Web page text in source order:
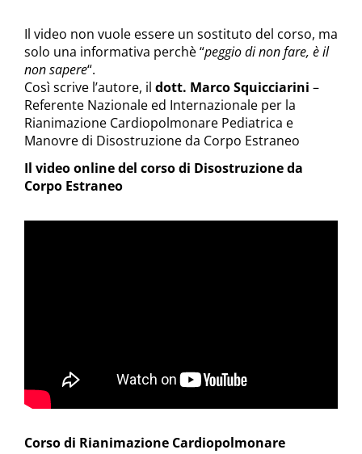
Il video non vuole essere un sostituto del corso, ma
solo una informativa perchè “peggio di non fare, è il
non sapere“.
Così scrive l’autore, il dott. Marco Squicciarini –
Referente Nazionale ed Internazionale per la
Rianimazione Cardiopolmonare Pediatrica e
Manovre di Disostruzione da Corpo Estraneo
Il video online del corso di Disostruzione da
Corpo Estraneo
Corso di Rianimazione Cardiopolmonare